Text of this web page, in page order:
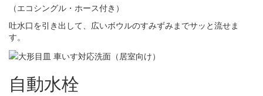
（エコシングル・ホース付き）
吐水口を引き出して、広いボウルのすみずみまでサッと流せま
す。
自動水栓